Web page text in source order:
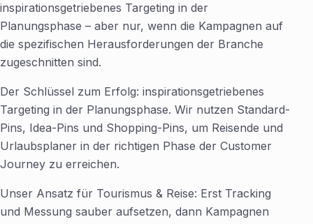
inspirationsgetriebenes Targeting in der
Planungsphase – aber nur, wenn die Kampagnen auf
die spezifischen Herausforderungen der Branche
zugeschnitten sind.
Der Schlüssel zum Erfolg: inspirationsgetriebenes
Targeting in der Planungsphase. Wir nutzen Standard-
Pins, Idea-Pins und Shopping-Pins, um Reisende und
Urlaubsplaner in der richtigen Phase der Customer
Journey zu erreichen.
Unser Ansatz für Tourismus & Reise: Erst Tracking
und Messung sauber aufsetzen, dann Kampagnen